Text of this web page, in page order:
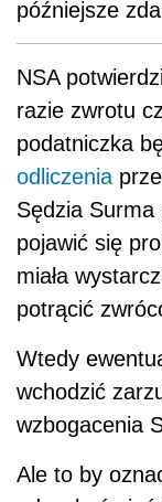
późniejsze
NSA
razie zwrotu
podatniczka
odliczenia
Sędzia Surma
pojawić się
miała
potrącić
Wtedy
wchodzić
wzbogacenia
Ale to by